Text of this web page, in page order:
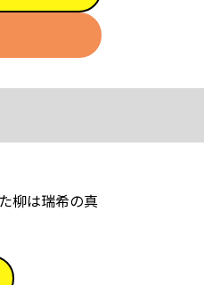
柳は瑞希の真